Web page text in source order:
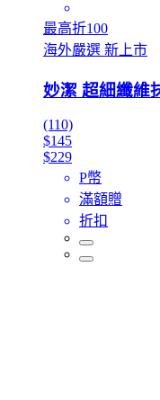
最高折100
海外嚴選 新上市
妙潔 超細纖維
(110)
$145
$229
P幣
滿額贈
折扣